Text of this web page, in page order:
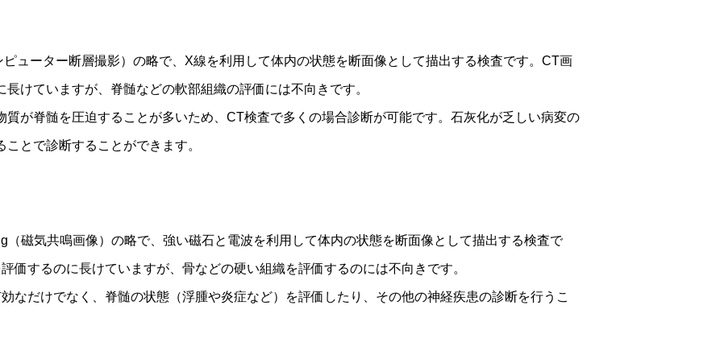
ューター断層撮影）の略で、X線を利用して体内の状態を断面像として描出する検査です。CT画
けていますが、脊髄などの軟部組織の評価には不向きです。
が脊髄を圧迫することが多いため、CT検査で多くの場合診断が可能です。石灰化が乏しい病変の
とで診断することができます。
（磁気共鳴画像）の略で、強い磁石と電波を利用して体内の状態を断面像として描出する検査で
価するのに長けていますが、骨などの硬い組織を評価するのには不向きです。
なだけでなく、脊髄の状態（浮腫や炎症など）を評価したり、その他の神経疾患の診断を行うこ